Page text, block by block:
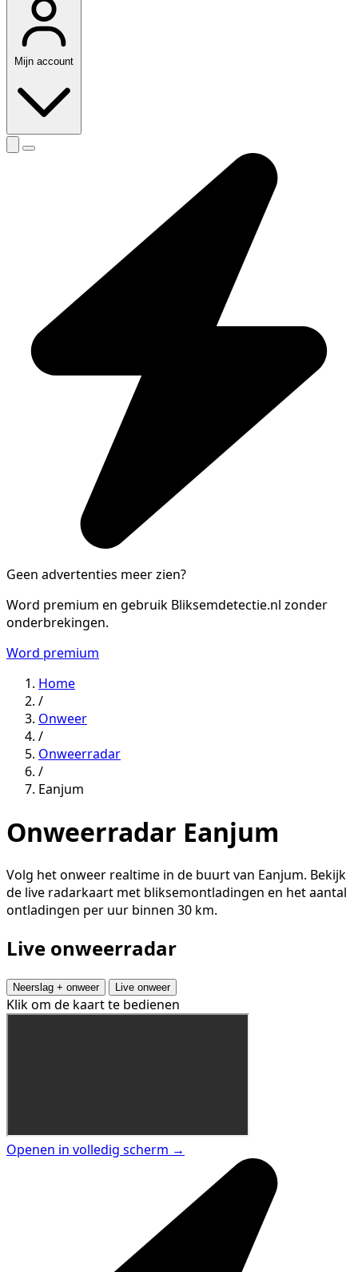
Mijn account
Geen advertenties meer zien?
Word premium en gebruik Bliksemdetectie.nl zonder
onderbrekingen.
Word premium
Home
/
Onweer
/
Onweerradar
/
Eanjum
Onweerradar Eanjum
Volg het onweer realtime in de buurt van Eanjum. Bekijk
de live radarkaart met bliksemontladingen en het aantal
ontladingen per uur binnen 30 km.
Live onweerradar
Neerslag + onweer Live onweer
Klik om de kaart te bedienen
Openen in volledig scherm →